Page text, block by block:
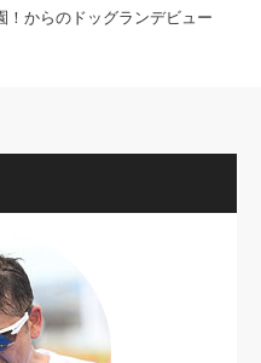
からのドッグランデビュー